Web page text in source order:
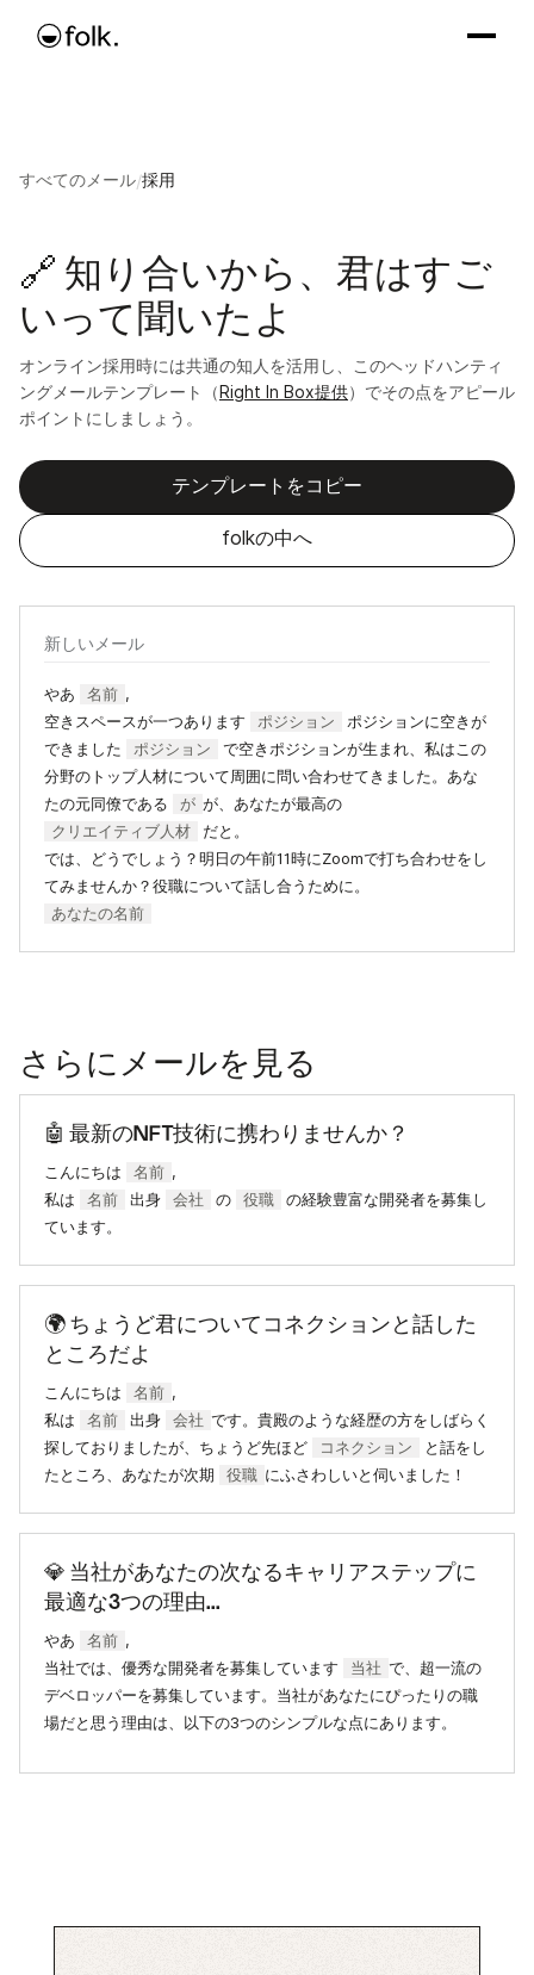
すべてのメール/採用
新しいメール
やあ 名前 ,
空きスペースが一つあります
ポジション
ポジションに空きが
できました
ポジション
で空きポジションが生まれ、私はこの
分野のトップ人材について周囲に問い合わせてきました。あな
たの元同僚である
が が、あなたが最高の
クリエイティブ人材
だと。
では、どうでしょう？明日の午前11時にZoomで打ち合わせをし
てみませんか？役職について話し合うために。
あなたの名前
🔗 知り合いから、君はすご
いって聞いたよ
オンライン採用時には共通の知人を活用し、このヘッドハンティ
ングメールテンプレート（ Right In Box提供）でその点をアピール
ポイントにしましょう。
テンプレートをコピー
folkの中へ
さらにメールを見る
🤖 最新のNFT技術に携わりませんか？
こんにちは 名前 ,
私は
名前 出身 会社 の 役職
の経験豊富な開発者を募集し
ています。
🌍 ちょうど君についてコネクションと話した
ところだよ
こんにちは 名前 ,
私は
名前 出身 会社 です。貴殿のような経歴の方をしばらく
探しておりましたが、ちょうど先ほど
コネクション
と話をし
たところ、あなたが次期
役職 にふさわしいと伺いました！
💎 当社があなたの次なるキャリアステップに
最適な3つの理由...
やあ 名前 ,
当社では、優秀な開発者を募集しています
当社 で、超一流の
デベロッパーを募集しています。当社があなたにぴったりの職
場だと思う理由は、以下の3つのシンプルな点にあります。